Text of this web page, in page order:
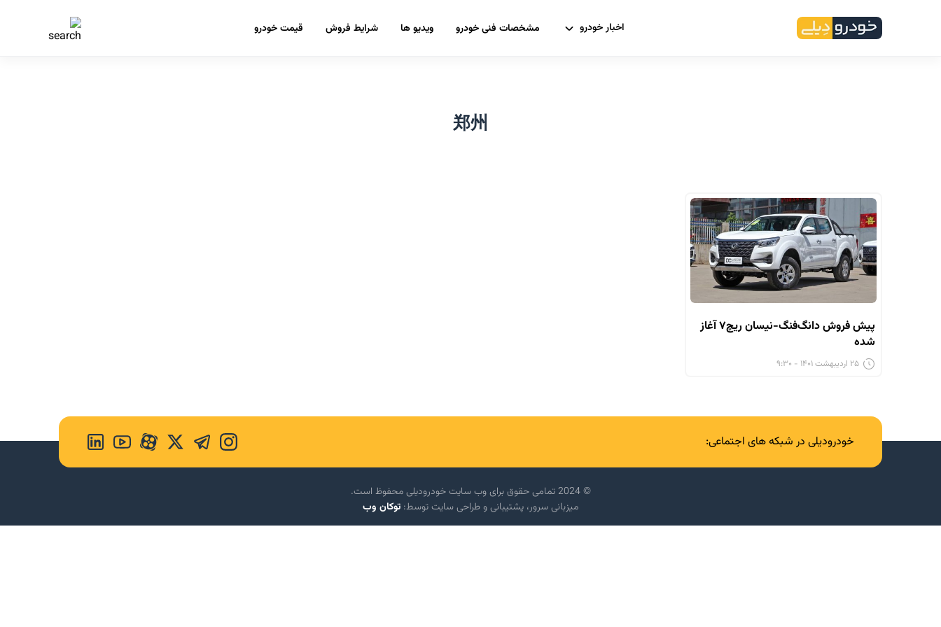
اخبار خودرو مشخصات فنی خودرو ویدیو ها شرایط فروش قیمت خودرو
郑州
پیش فروش دانگ‌فنگ-نیسان ریچ۷ آغاز
شده
۲۵ اردیبهشت ۱۴۰۱ - ۹:۳۰
خودرودیلی در شبکه های اجتماعی:
© 2024 تمامی حقوق برای وب سایت خودرودیلی محفوظ است.
میزبانی سرور، پشتیبانی و طراحی سایت توسط: توکان وب